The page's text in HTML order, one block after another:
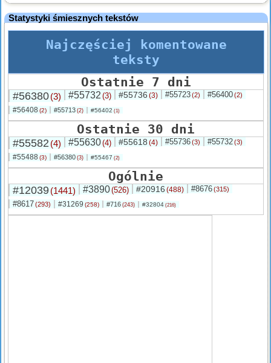
Statystyki śmiesznych tekstów
Najczęściej komentowane
teksty
Ostatnie 7 dni
#56380(3) #55732 (3) #55736 (3) #55723(2) #56400(2)
#56408 (2) #55713 (2) #56402 (1)
Ostatnie 30 dni
#55582 (4) #55630(4) #55618 (4) #55736(3) #55732(3)
#55488 (3) #56380 (3) #55467 (2)
Ogólnie
#12039(1441) #3890(526) #20916 (488) #8676(315)
#8617(293) #31269 (258) #716 (243) #32804 (216)